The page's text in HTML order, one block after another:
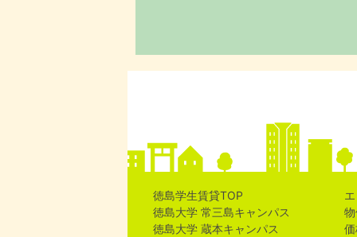
徳島学生賃貸TOP
徳島大学 常三島キャンパス
徳島大学 蔵本キャンパス